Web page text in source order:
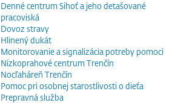
Denné centrum Sihoť a jeho detašované
pracoviská
Dovoz stravy
Hlinený dukát
Monitorovanie a signalizácia potreby pomoci
Nízkoprahové centrum Trenčín
Nocľaháreň Trenčín
Pomoc pri osobnej starostlivosti o dieťa
Prepravná služba